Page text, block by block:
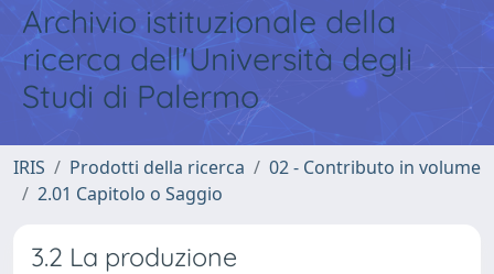
Archivio istituzionale della
ricerca dell'Università degli
Studi di Palermo
IRIS Prodotti della ricerca
02 - Contributo in volume
2.01 Capitolo o Saggio
3.2 La produzione